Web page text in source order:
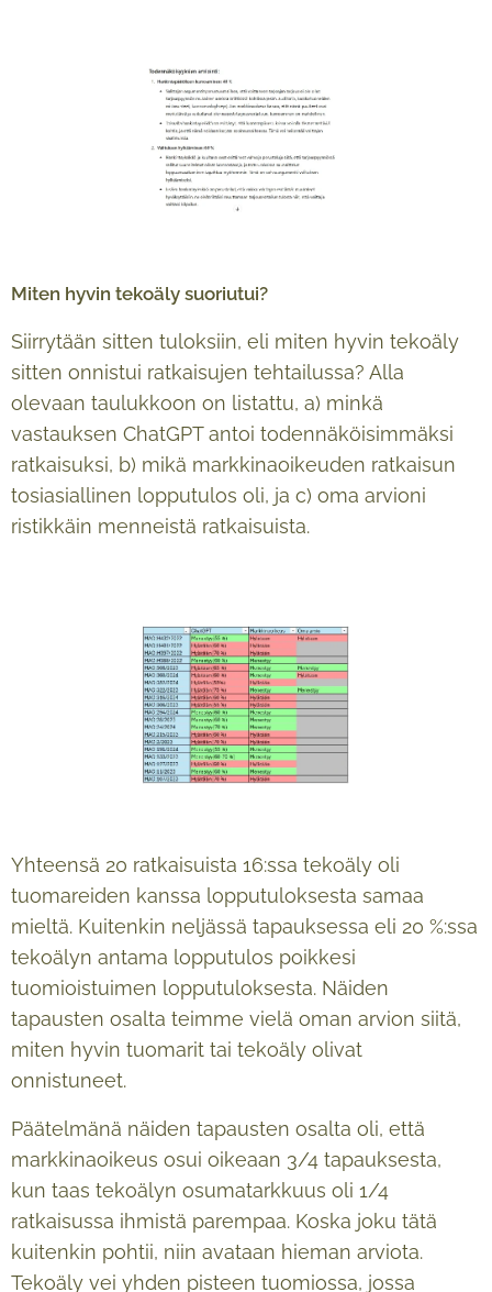
Miten hyvin tekoäly suoriutui?
Siirrytään sitten tuloksiin, eli miten hyvin tekoäly
sitten onnistui ratkaisujen tehtailussa? Alla
olevaan taulukkoon on listattu, a) minkä
vastauksen ChatGPT antoi todennäköisimmäksi
ratkaisuksi, b) mikä markkinaoikeuden ratkaisun
tosiasiallinen lopputulos oli, ja c) oma arvioni
ristikkäin menneistä ratkaisuista.
Yhteensä 20 ratkaisuista 16:ssa tekoäly oli
tuomareiden kanssa lopputuloksesta samaa
mieltä. Kuitenkin neljässä tapauksessa eli 20 %:ssa
tekoälyn antama lopputulos poikkesi
tuomioistuimen lopputuloksesta. Näiden
tapausten osalta teimme vielä oman arvion siitä,
miten hyvin tuomarit tai tekoäly olivat
onnistuneet.
Päätelmänä näiden tapausten osalta oli, että
markkinaoikeus osui oikeaan 3/4 tapauksesta,
kun taas tekoälyn osumatarkkuus oli 1/4
ratkaisussa ihmistä parempaa. Koska joku tätä
kuitenkin pohtii, niin avataan hieman arviota.
Tekoäly vei yhden pisteen tuomiossa, jossa